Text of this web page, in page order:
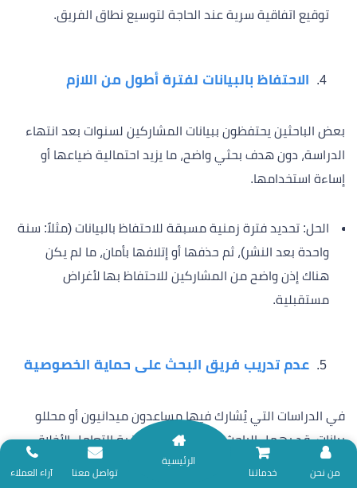
توقيع اتفاقية سرية عند الحاجة لتوسيع نطاق الفريق.
الاحتفاظ بالبيانات لفترة أطول من اللازم
بعض الباحثين يحتفظون ببيانات المشاركين لسنوات بعد انتهاء
الدراسة، دون هدف بحثي واضح، ما يزيد احتمالية ضياعها أو
إساءة استخدامها.
الحل: تحديد فترة زمنية مسبقة للاحتفاظ بالبيانات (مثلاً: سنة
واحدة بعد النشر)، ثم حذفها أو إتلافها بأمان، ما لم يكن
هناك إذن واضح من المشاركين للاحتفاظ بها لأغراض
مستقبلية.
عدم تدريب فريق البحث على حماية الخصوصية
في الدراسات التي يُشارك فيها مساعدون ميدانيون أو محللو
بيانات، قد يهمل الباحث تدريبهم على كيفية التعامل الأخلاقي
مع المعلومات الحساسة، ما يُعرّض السرية للخطر.
نلتزم بتقديم خدمات المساندة البحثية وفق ضوابط الأمانة العلمية؛ لذا نعتذر عن
آراء العملاء تواصل معنا
الرئيسية
خدماتنا
من نحن